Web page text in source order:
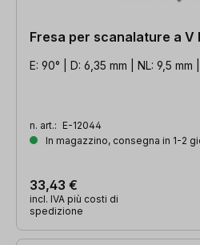
Fresa per scanalature a V
E: 90° | D: 6,35 mm | NL: 9,5 mm
n. art.: E-12044
In magazzino, consegna in 1-2
33,43 €
incl. IVA più costi di
spedizione